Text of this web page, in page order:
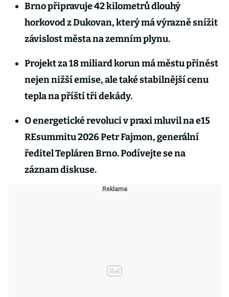
Brno připravuje 42 kilometrů dlouhý
horkovod z Dukovan, který má výrazně snížit
závislost města na zemním plynu.
Projekt za 18 miliard korun má městu přinést
nejen nižší emise, ale také stabilnější cenu
tepla na příští tři dekády.
O energetické revoluci v praxi mluvil na e15
REsummitu 2026 Petr Fajmon, generální
ředitel Tepláren Brno. Podívejte se na
záznam diskuse.